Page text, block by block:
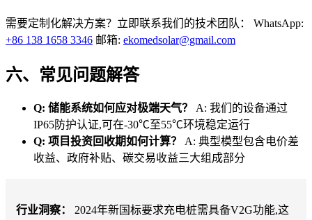
需要定制化解决方案？立即联系我们的技术团队： WhatsApp:
+86 138 1658 3346 邮箱: ekomedsolar@gmail.com
六、常见问题解答
Q: 储能系统如何应对极端天气？
A: 我们的设备通过
IP65防护认证,可在-30℃至55℃环境稳定运行
Q: 项目投资回收期如何计算？
A: 典型模型包含电价差
收益、政府补贴、碳交易收益三大组成部分
行业洞察：
2024年新国标要求充电桩需具备V2G功能,这